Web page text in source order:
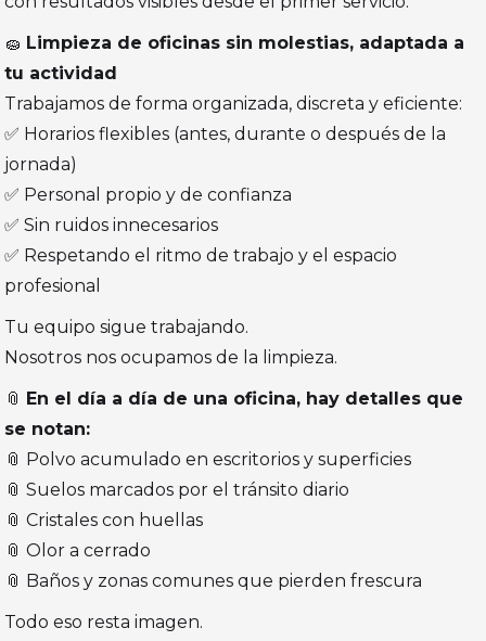
🧽 Limpieza de oficinas sin molestias, adaptada a
tu actividad
Trabajamos de forma organizada, discreta y eficiente:
✅ Horarios flexibles (antes, durante o después de la
jornada)
✅ Personal propio y de confianza
✅ Sin ruidos innecesarios
✅ Respetando el ritmo de trabajo y el espacio
profesional
Tu equipo sigue trabajando.
Nosotros nos ocupamos de la limpieza.
📎 En el día a día de una oficina, hay detalles que
se notan:
📎 Polvo acumulado en escritorios y superficies
📎 Suelos marcados por el tránsito diario
📎 Cristales con huellas
📎 Olor a cerrado
📎 Baños y zonas comunes que pierden frescura
Todo eso resta imagen.